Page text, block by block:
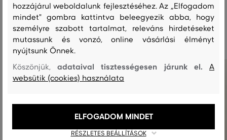
Ajánlott termékek
hozzájárul weboldalunk fejlesztéséhez. Az „Elfogadom
mindet" gombra kattintva beleegyezik abba, hogy
személyre szabott tartalmat, releváns hirdetéseket
mutassunk és vonzó, online vásárlási élményt
nyújtsunk Önnek.
Köszönjük,adataival tisztességesen járunk el.A
websütik (cookies) használata
RÉSZLETES BEÁLLÍTÁSOK
ELFOGADOM MINDET